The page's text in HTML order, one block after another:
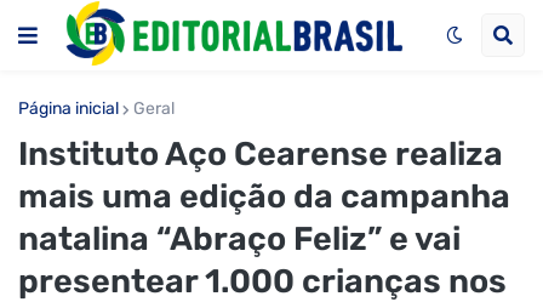
Página inicial Geral
Instituto Aço Cearense realiza
mais uma edição da campanha
natalina “Abraço Feliz” e vai
presentear 1.000 crianças nos